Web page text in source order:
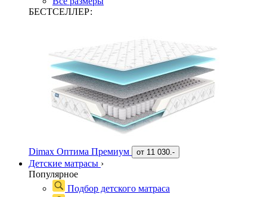
БЕСТСЕЛЛЕР:
Dimax Оптима Премиум от 11 030.-
Детские матрасы ›
Популярное
Подбор детского матраса